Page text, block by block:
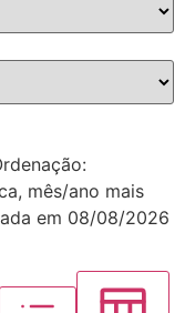
mês/ano mais
em 08/08/2026